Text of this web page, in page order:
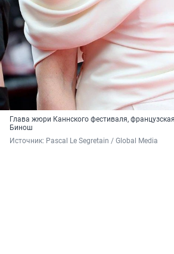
Глава жюри Каннского фестиваля,
Бинош
Источник: Pascal Le Segretain / Global Media